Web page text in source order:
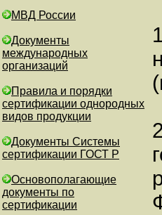
МВД России
Документы
международных
организаций
Правила и порядки
сертификации однородных
видов продукции
Документы Системы
сертификации ГОСТ Р
Основополагающие
документы по
сертификации